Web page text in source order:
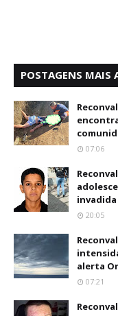
POSTAGENS MAIS
07:06
invadida
20:05
alerta
07:21